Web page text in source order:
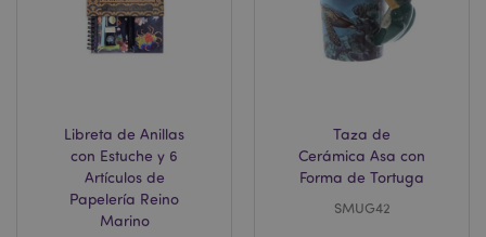
Libreta de Anillas
con Estuche y 6
Artículos de
Papelería Reino
Marino
Taza de
Cerámica Asa con
Forma de Tortuga
SMUG42
X-Magento-Vary
Adobe Inc.
www.puckator.es